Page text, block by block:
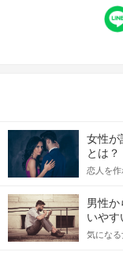
女性が
とは？
恋人を
てアプ
格的に
をしっ
記事で
男性か
いやす
気にな